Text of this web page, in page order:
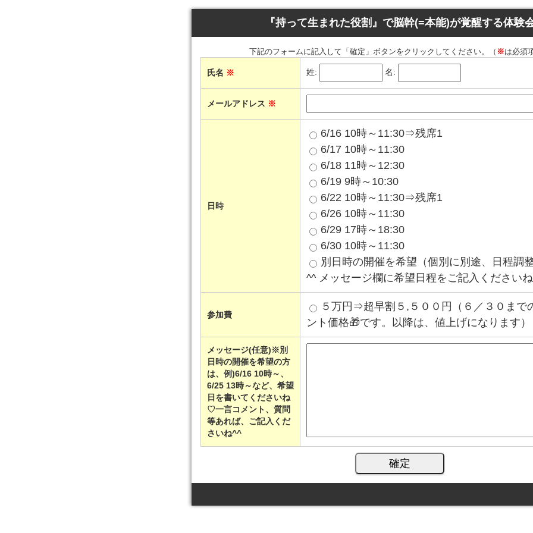
『持って生まれた役割』で脳幹(=本能)が覚醒する体験
下記のフォームに記入して「確定」ボタンをクリックしてください。（ ※は必須
氏名 ※ 姓: 名:
メールアドレス ※
日時
6/16 10時～11:30⇒残席1
6/17 10時～11:30
6/18 11時～12:30
6/19 9時～10:30
6/22 10時～11:30⇒残席1
6/26 10時～11:30
6/29 17時～18:30
6/30 10時～11:30
別日時の開催を希望（個別に別途、日程調
^^ メッセージ欄に希望日程をご記入ください
参加費
５万円⇒超早割５,５００円（６／３０まで
ント価格🎁です。以降は、値上げになります）
メッセージ(任意)※別
日時の開催を希望の方
は、例)6/16 10時～、
6/25 13時～など、希望
日を書いてくださいね
♡一言コメント、質問
等あれば、ご記入くだ
さいね^^